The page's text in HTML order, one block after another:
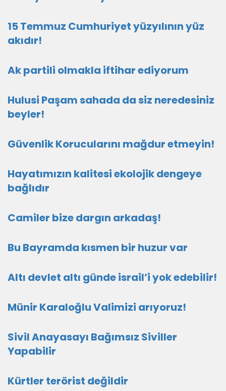
15 Temmuz Cumhuriyet yüzyılının yüz
akıdır!
Ak partili olmakla iftihar ediyorum
Hulusi Paşam sahada da siz neredesiniz
beyler!
Güvenlik Korucularını mağdur etmeyin!
Hayatımızın kalitesi ekolojik dengeye
bağlıdır
Camiler bize dargın arkadaş!
Bu Bayramda kısmen bir huzur var
Altı devlet altı günde israil’i yok edebilir!
Münir Karaloğlu Valimizi arıyoruz!
Sivil Anayasayı Bağımsız Siviller
Yapabilir
Kürtler terörist değildir